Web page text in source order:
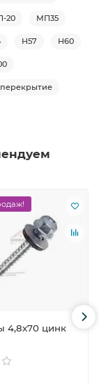
20 МП35
Н57 Н60
4,8х70 цинк